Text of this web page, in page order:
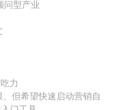
问型产业
力
但希望快速启动营销自